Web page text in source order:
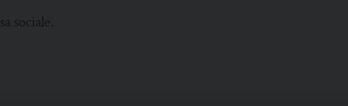
sociale.